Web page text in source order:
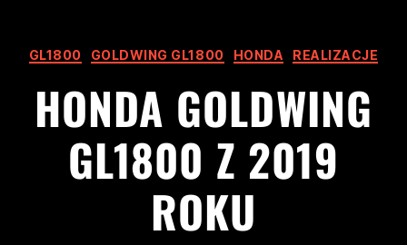
GL1800 GOLDWING GL1800 HONDA REALIZACJE
HONDA GOLDWING
GL1800 Z 2019
ROKU